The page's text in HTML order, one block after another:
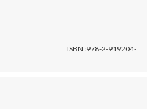
ISBN :978-2-919204-